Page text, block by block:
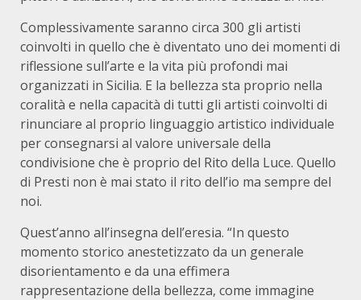
Complessivamente saranno circa 300 gli artisti
coinvolti in quello che è diventato uno dei momenti di
riflessione sull’arte e la vita più profondi mai
organizzati in Sicilia. E la bellezza sta proprio nella
coralità e nella capacità di tutti gli artisti coinvolti di
rinunciare al proprio linguaggio artistico individuale
per consegnarsi al valore universale della
condivisione che è proprio del Rito della Luce. Quello
di Presti non è mai stato il rito dell’io ma sempre del
noi.
Quest’anno all’insegna dell’eresia. “In questo
momento storico anestetizzato da un generale
disorientamento e da una effimera
rappresentazione della bellezza, come immagine